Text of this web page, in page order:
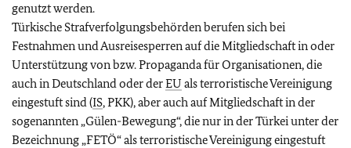
genutzt werden.
Türkische Strafverfolgungsbehörden berufen sich bei
Festnahmen und Ausreisesperren auf die Mitgliedschaft in oder
Unterstützung von bzw. Propaganda für Organisationen, die
auch in Deutschland oder derEU als terroristische Vereinigung
eingestuft sind (IS, PKK), aber auch auf Mitgliedschaft in der
sogenannten „Gülen-Bewegung“, die nur in der Türkei unter der
Bezeichnung „FETÖ“ als terroristische Vereinigung eingestuft